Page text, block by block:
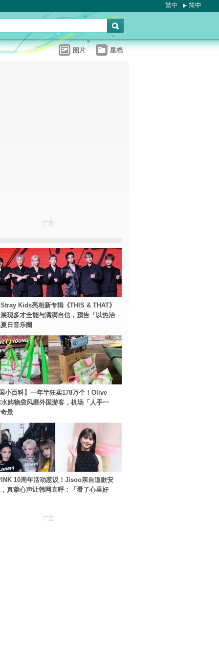
繁中 简中
图片 星档
广告
Kids亮相新专辑《THIS & THAT》
现多才全能与满满自信，预告「以热治
日音乐圈
小百科】一年半狂卖178万个！Olive
购物袋风靡外国游客，机场「人手一
景
10周年活动惹议！Jisoo亲自道歉安
真挚心声让韩网直呼：「看了心里好
广告